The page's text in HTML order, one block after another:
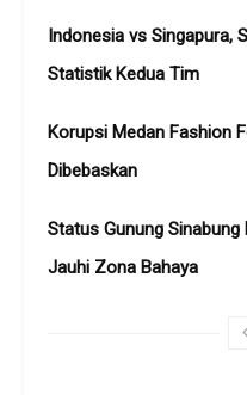
Indonesia vs Singapura,
Statistik Kedua Tim
Korupsi Medan Fashion
Dibebaskan
Status Gunung Sinabung
Jauhi Zona Bahaya